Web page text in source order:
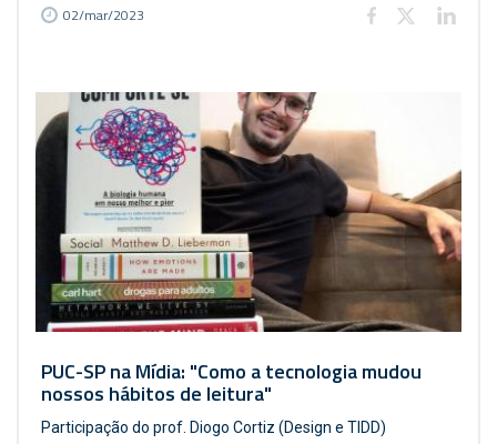
02/mar/2023
PUC-SP na Mídia: "Como a tecnologia mudou
nossos hábitos de leitura"
Participação do prof. Diogo Cortiz (Design e TIDD)